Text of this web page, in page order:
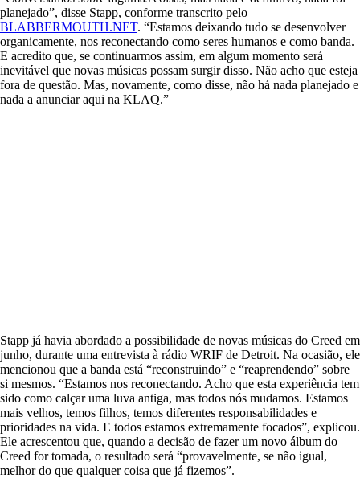
planejado”, disse Stapp, conforme transcrito pelo
BLABBERMOUTH.NET. “Estamos deixando tudo se desenvolver
organicamente, nos reconectando como seres humanos e como banda.
E acredito que, se continuarmos assim, em algum momento será
inevitável que novas músicas possam surgir disso. Não acho que esteja
fora de questão. Mas, novamente, como disse, não há nada planejado e
nada a anunciar aqui na KLAQ.”
Stapp já havia abordado a possibilidade de novas músicas do Creed em
junho, durante uma entrevista à rádio WRIF de Detroit. Na ocasião, ele
mencionou que a banda está “reconstruindo” e “reaprendendo” sobre
si mesmos. “Estamos nos reconectando. Acho que esta experiência tem
sido como calçar uma luva antiga, mas todos nós mudamos. Estamos
mais velhos, temos filhos, temos diferentes responsabilidades e
prioridades na vida. E todos estamos extremamente focados”, explicou.
Ele acrescentou que, quando a decisão de fazer um novo álbum do
Creed for tomada, o resultado será “provavelmente, se não igual,
melhor do que qualquer coisa que já fizemos”.